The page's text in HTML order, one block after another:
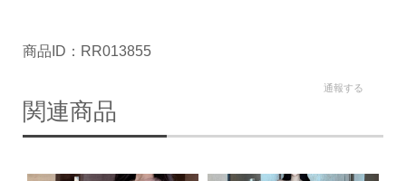
商品ID：RR013855
通報する
関連商品